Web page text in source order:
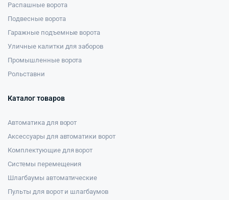
Распашные ворота
Подвесные ворота
Гаражные подъемные ворота
Уличные калитки для заборов
Промышленные ворота
Рольставни
Каталог товаров
Автоматика для ворот
Аксессуары для автоматики ворот
Комплектующие для ворот
Системы перемещения
Шлагбаумы автоматические
Пульты для ворот и шлагбаумов